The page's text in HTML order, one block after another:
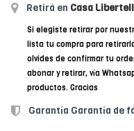
Retirá en Casa
Si elegiste retirar por
lista tu compra para
olvides de confirmar tu
abonar y retirar, vía
productos. Gracias
Garantía Garantía de